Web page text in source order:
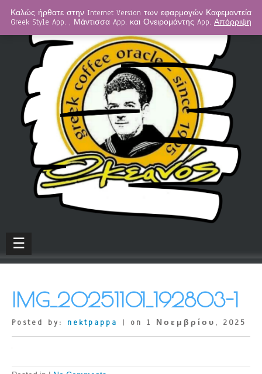
☰
IMG_20251101_192803-1
Posted by: nektpappa | on 1 Νοεμβρίου, 2025
Καλώς ήρθατε στην Internet Version των εφαρμογών Καφεμαντεία
Greek Style App. , Μάντισσα App. και Ονειρομάντης App. Απόρριψη